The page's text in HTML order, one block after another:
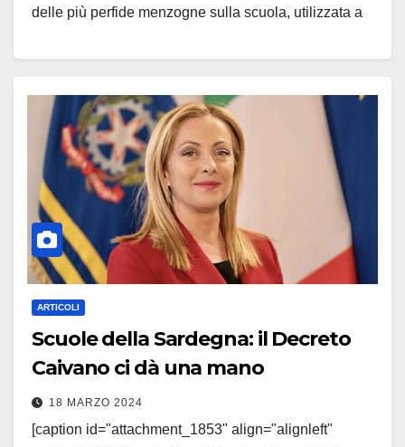
delle più perfide menzogne sulla scuola, utilizzata a
Moratti e Mariastella Gelmini, è l’eccessivo peso della
spesa per…
Leggi tutto
ARTICOLI
Scuole della Sardegna: il Decreto
Caivano ci dà una mano
18 MARZO 2024
[caption id="attachment_1853" align="alignleft"